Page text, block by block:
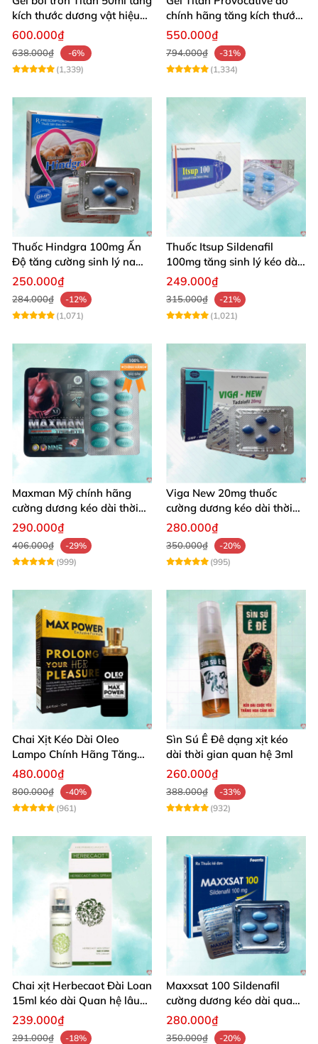
kích thước dương vật hiệu
quả
600.000₫
638.000₫
-6%
(1,339)
chính hãng tăng kích thước
dương vật nam nhanh
550.000₫
794.000₫
-31%
(1,334)
Thuốc Hindgra 100mg Ấn
Độ tăng cường sinh lý nam
chống xuất tinh
250.000₫
284.000₫
-12%
(1,071)
Thuốc Itsup Sildenafil
100mg tăng sinh lý kéo dài
thời gian cho nam giới
249.000₫
315.000₫
-21%
(1,021)
Maxman Mỹ chính hãng
cường dương kéo dài thời
gian chống xuất tinh sớm
290.000₫
406.000₫
-29%
(999)
Viga New 20mg thuốc
cường dương kéo dài thời
gian chống xuất tinh
280.000₫
350.000₫
-20%
(995)
Chai Xịt Kéo Dài Oleo
Lampo Chính Hãng Tăng
Cường Sinh Lý Nam
480.000₫
800.000₫
-40%
(961)
Sìn Sú Ê Đê dạng xịt kéo
dài thời gian quan hệ 3ml
260.000₫
388.000₫
-33%
(932)
Chai xịt Herbecaot Đài Loan
15ml kéo dài Quan hệ lâu
hiệu quả nhanh
239.000₫
291.000₫
-18%
Maxxsat 100 Sildenafil
cường dương kéo dài quan
hệ an toàn cho phái mạnh
280.000₫
350.000₫
-20%